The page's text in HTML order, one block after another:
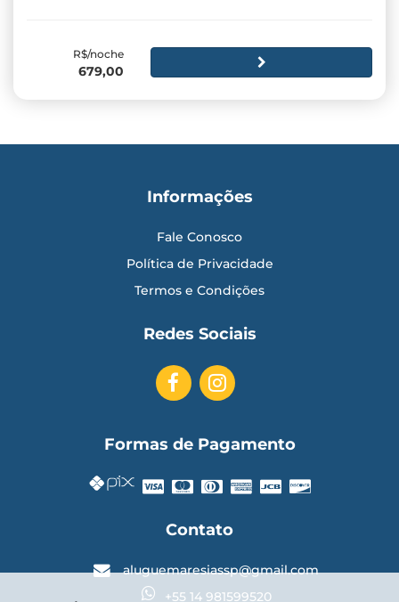
R$/noche
679,00
Informações
Fale Conosco
Política de Privacidade
Termos e Condições
Redes Sociais
Formas de Pagamento
Contato
aluguemaresiassp@gmail.com
+55 14 981599520